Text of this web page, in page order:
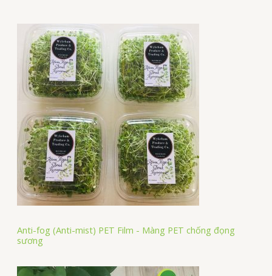
Anti-fog (Anti-mist) PET Film - Màng PET chống đọng
sương